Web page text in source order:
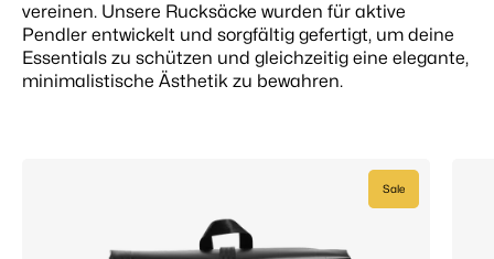
vereinen. Unsere Rucksäcke wurden für aktive
Pendler entwickelt und sorgfältig gefertigt, um deine
Essentials zu schützen und gleichzeitig eine elegante,
minimalistische Ästhetik zu bewahren.
Sale